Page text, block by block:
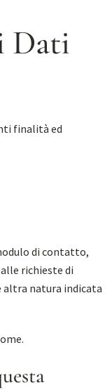
Dati
finalità ed
di contatto,
richieste di
altra natura indicata